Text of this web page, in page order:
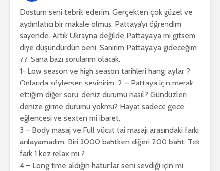
Dostum seni tebrik ederim. Gerçekten çok güzel ve
aydınlatıcı bir makale olmuş. Pattaya’yı öğrendim
sayende. Artık Ukrayna değilde Pattaya’ya mı gitsem
diye düşündürdün beni. Sanırım Pattaya’ya gideceğim
??. Sana bazı sorularım olacak.
1- Low season ve high season tarihleri hangi aylar ?
Onlarıda söylersen sevinirim. 2 – Pattaya için merak
ettiğim diğer soru, deniz durumu nasıl? Gündüzleri
denize girme durumu yokmu? Hayat sadece gece
eğlencesi ve sexten mi ibaret.
3 – Body masaj ve Full vücut tai masajı arasındaki farkı
anlayamadım. Biri 3000 bahtken diğeri 200 baht. Tek
fark 1 kez relax mı ?
4 – Long time aldığın hatunlar seni sevdiği için mi